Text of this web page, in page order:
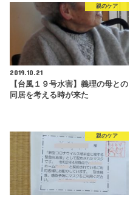
親のケア
2019.10.21
【台風１９号水害】義理の母との
同居を考える時が来た
親のケア